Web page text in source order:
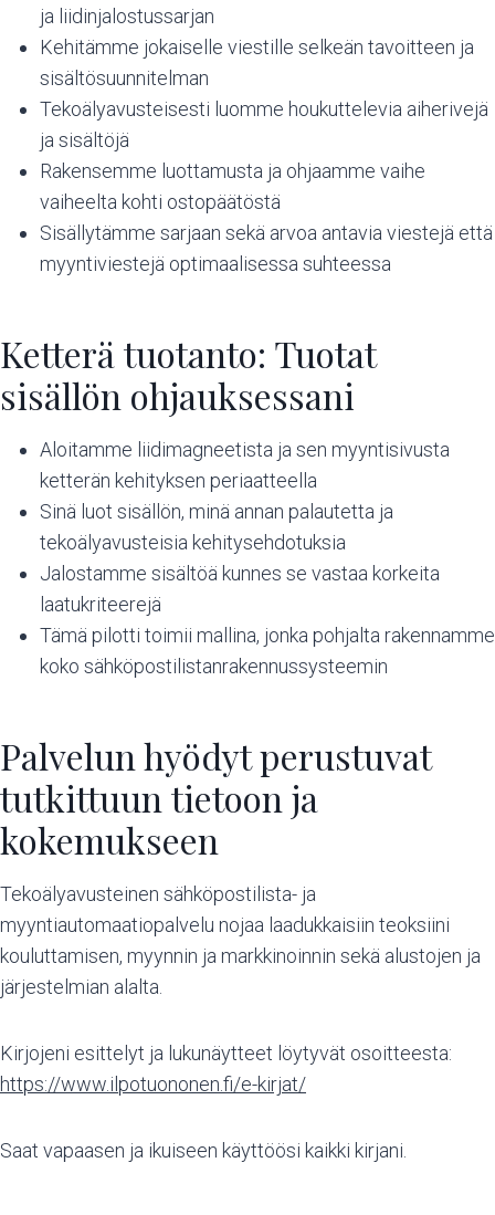
ja liidinjalostussarjan
Kehitämme jokaiselle viestille selkeän tavoitteen ja
sisältösuunnitelman
Tekoälyavusteisesti luomme houkuttelevia aiherivejä
ja sisältöjä
Rakensemme luottamusta ja ohjaamme vaihe
vaiheelta kohti ostopäätöstä
Sisällytämme sarjaan sekä arvoa antavia viestejä että
myyntiviestejä optimaalisessa suhteessa
Ketterä tuotanto: Tuotat
sisällön ohjauksessani
Aloitamme liidimagneetista ja sen myyntisivusta
ketterän kehityksen periaatteella
Sinä luot sisällön, minä annan palautetta ja
tekoälyavusteisia kehitysehdotuksia
Jalostamme sisältöä kunnes se vastaa korkeita
laatukriteerejä
Tämä pilotti toimii mallina, jonka pohjalta rakennamme
koko sähköpostilistanrakennussysteemin
Palvelun hyödyt perustuvat
tutkittuun tietoon ja
kokemukseen
Tekoälyavusteinen sähköpostilista- ja
myyntiautomaatiopalvelu nojaa laadukkaisiin teoksiini
kouluttamisen, myynnin ja markkinoinnin sekä alustojen ja
järjestelmian alalta.
Kirjojeni esittelyt ja lukunäytteet löytyvät osoitteesta:
https://www.ilpotuononen.fi/e-kirjat/
Saat vapaasen ja ikuiseen käyttöösi kaikki kirjani.